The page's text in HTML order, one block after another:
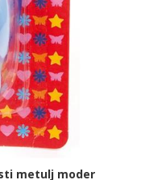
metulj moder